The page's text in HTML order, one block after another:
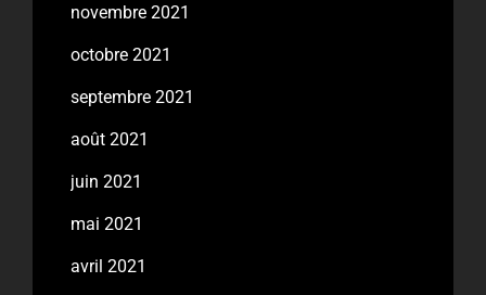
novembre 2021
octobre 2021
septembre 2021
août 2021
juin 2021
mai 2021
avril 2021